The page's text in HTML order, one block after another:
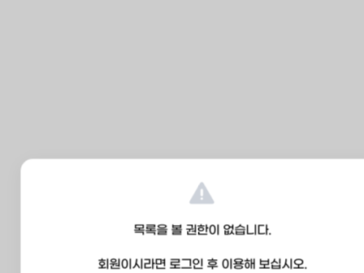
목록을 볼 권한이 없습니다.
회원이시라면 로그인 후 이용해 보십시오.